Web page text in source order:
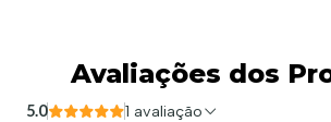
Avaliações dos
5.0 1 avaliação